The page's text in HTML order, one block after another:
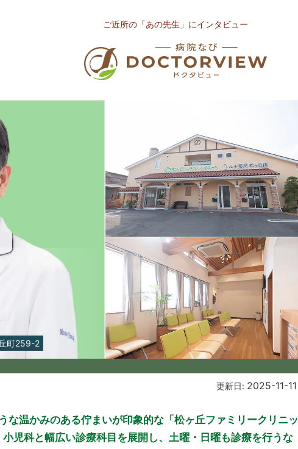
ご近所の「あの先生」にインタビュー
町259-2
更新日: 2025-11-11
な温かみのある佇まいが印象的な「松ヶ丘ファミリークリニッ
児科と幅広い診療科目を展開し、土曜・日曜も診療を行うな